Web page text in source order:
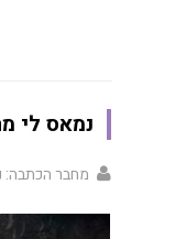
נמאס לי
מחבר הכתבה: